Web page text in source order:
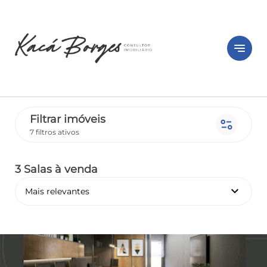
notes
Filtrar imóveis
7 filtros ativos page_info
3 Salas à venda
Mais relevantes keyboard_arrow_down